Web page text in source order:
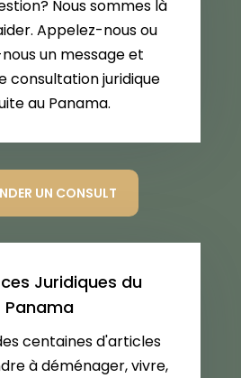
Nous sommes là
Appelez-nous ou
un message et
consultation juridique
au Panama.
UN CONSULT
Juridiques du
Panama
centaines d'articles
à déménager, vivre,